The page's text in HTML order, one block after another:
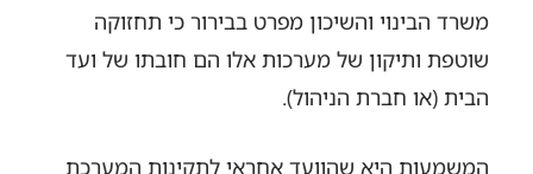
משרד הבינוי והשיכון מפרט בבירור כי תחזוקה
שוטפת ותיקון של מערכות אלו הם חובתו של ועד
הבית (או חברת הניהול).
המשמעות היא שהוועד אחראי לתקינות המערכת